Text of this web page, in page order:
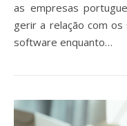
as empresas
gerir a relação com
software enquanto…